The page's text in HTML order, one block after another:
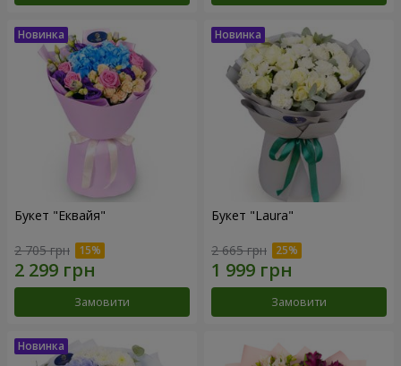
Букет "Еквайя"
2 705 грн
Замовити
Букет "Laura"
2 665 грн
Замовити